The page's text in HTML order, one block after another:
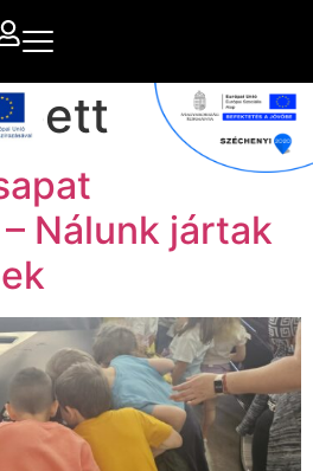
Nálunk jártak